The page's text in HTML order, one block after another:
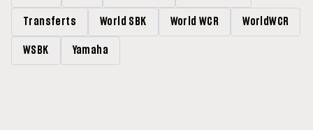
Transferts World SBK World WCR WorldWCR
WSBK Yamaha